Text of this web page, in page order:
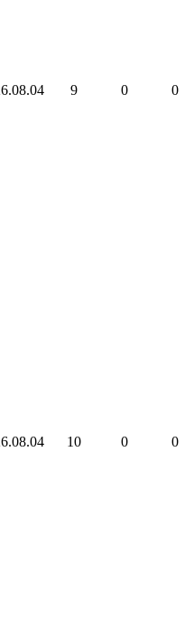
9 0 0
10 0 0